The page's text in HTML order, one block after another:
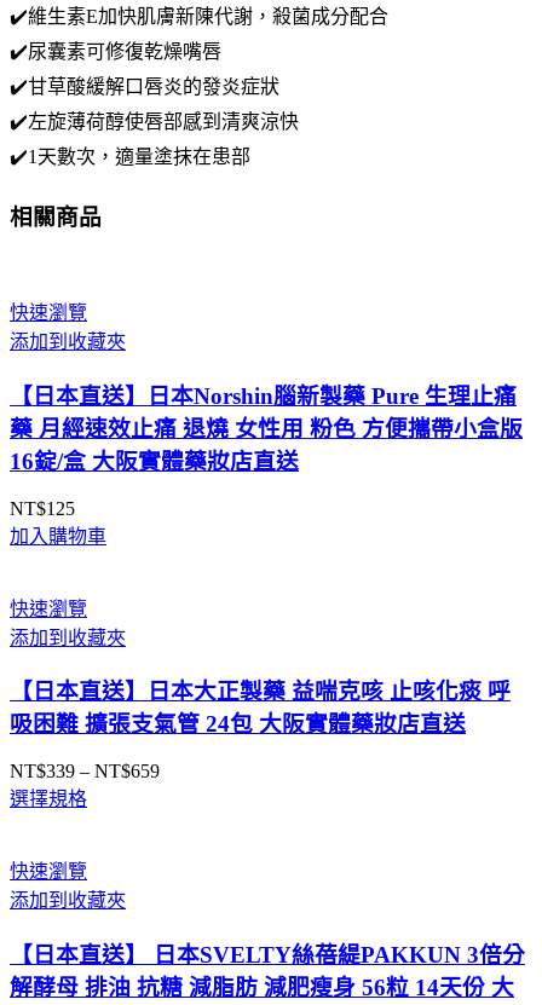
✔️維生素E加快肌膚新陳代謝，殺菌成分配合
✔️尿囊素可修復乾燥嘴唇
✔️甘草酸緩解口唇炎的發炎症狀
✔️左旋薄荷醇使唇部感到清爽涼快
✔️1天數次，適量塗抹在患部
相關商品
快速瀏覽
添加到收藏夾
【日本直送】日本Norshin腦新製藥 Pure 生理止痛
藥 月經速效止痛 退燒 女性用 粉色 方便攜帶小盒版
16錠/盒 大阪實體藥妝店直送
NT$125
加入購物車
快速瀏覽
添加到收藏夾
【日本直送】日本大正製藥 益喘克咳 止咳化痰 呼
吸困難 擴張支氣管 24包 大阪實體藥妝店直送
NT$339 – NT$659價
選擇規格
快速瀏覽
添加到收藏夾
【日本直送】 日本SVELTY絲蓓緹PAKKUN 3倍分
解酵母 排油 抗糖 減脂肪 減肥瘦身 56粒 14天份 大